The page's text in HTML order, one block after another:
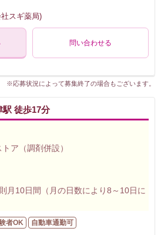
スギ薬局)
問い合わせる
※応募状況によって募集終了の場合もございます。
徒歩17分
ア（調剤併設）
月10日間（月の日数により8～10日に
者OK 自動車通勤可